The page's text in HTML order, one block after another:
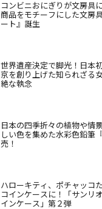
コンビニおにぎりが文房具
商品をモチーフにした文房
ート』誕生
世界遺産決定で脚光！日本
京を創り上げた知られざる
絶な執念
日本の四季折々の植物や情
しい色を集めた水彩色鉛筆
売！
ハローキティ、ポチャッコ
コインケースに！「サンリ
インケース」第２弾